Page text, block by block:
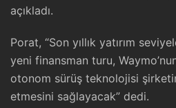
açıkladı.
Porat, “Son yıllık yatırım
yeni finansman turu,
otonom sürüş teknolojisi
etmesini sağlayacak” dedi.